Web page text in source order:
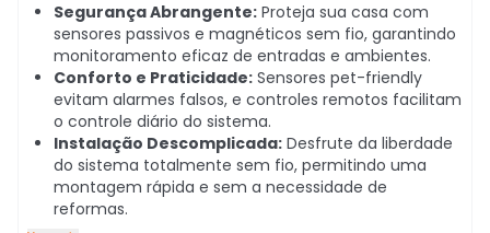
Segurança Abrangente: Proteja sua casa com
sensores passivos e magnéticos sem fio, garantindo
monitoramento eficaz de entradas e ambientes.
Conforto e Praticidade: Sensores pet-friendly
evitam alarmes falsos, e controles remotos facilitam
o controle diário do sistema.
Instalação Descomplicada: Desfrute da liberdade
do sistema totalmente sem fio, permitindo uma
montagem rápida e sem a necessidade de
reformas.